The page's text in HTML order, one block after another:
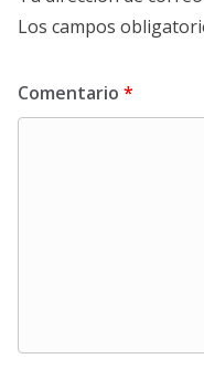
Los campos
Comentario *